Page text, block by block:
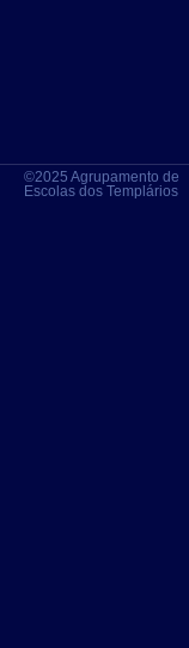
©2025 Agrupamento de
Escolas dos Templários